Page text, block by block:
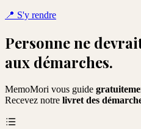
📍 S'y rendre
Personne ne
aux démarches.
MemoMori vous guide
Recevez notre livret des